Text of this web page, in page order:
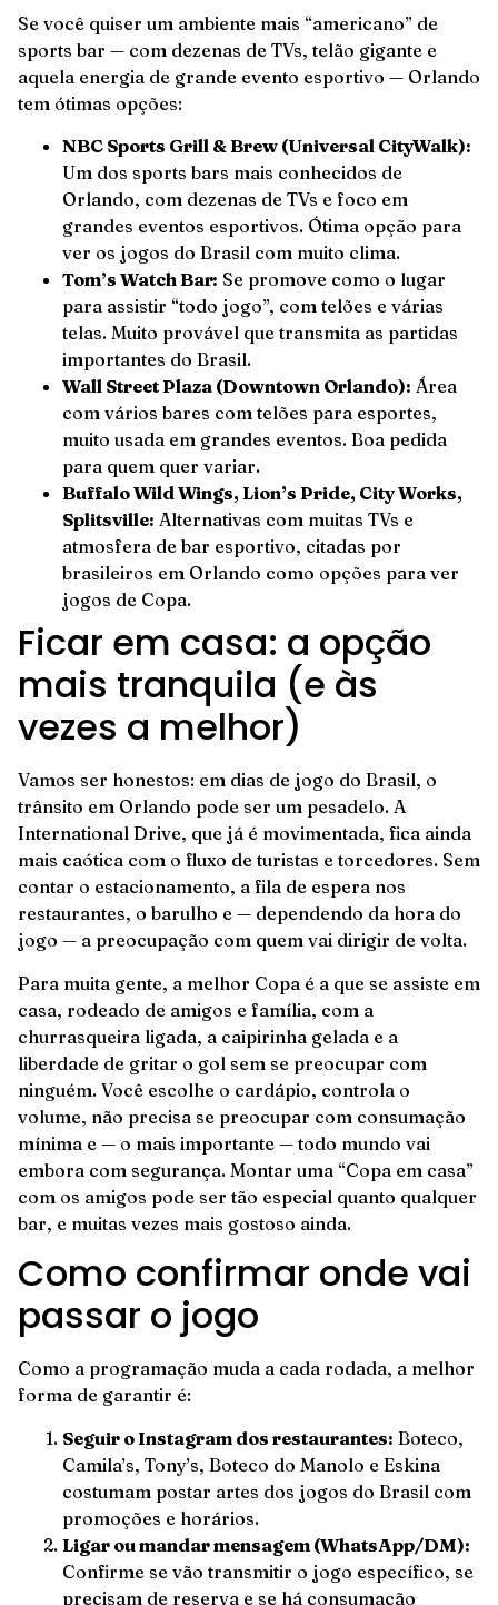
Se você quiser um ambiente mais “americano” de
sports bar — com dezenas de TVs, telão gigante e
aquela energia de grande evento esportivo — Orlando
tem ótimas opções:
NBC Sports Grill & Brew (Universal CityWalk):
Um dos sports bars mais conhecidos de
Orlando, com dezenas de TVs e foco em
grandes eventos esportivos. Ótima opção para
ver os jogos do Brasil com muito clima.
Tom’s Watch Bar: Se promove como o lugar
para assistir “todo jogo”, com telões e várias
telas. Muito provável que transmita as partidas
importantes do Brasil.
Wall Street Plaza (Downtown Orlando): Área
com vários bares com telões para esportes,
muito usada em grandes eventos. Boa pedida
para quem quer variar.
Buffalo Wild Wings, Lion’s Pride, City Works,
Splitsville: Alternativas com muitas TVs e
atmosfera de bar esportivo, citadas por
brasileiros em Orlando como opções para ver
jogos de Copa.
Ficar em casa: a opção
mais tranquila (e às
vezes a melhor)
Vamos ser honestos: em dias de jogo do Brasil, o
trânsito em Orlando pode ser um pesadelo. A
International Drive, que já é movimentada, fica ainda
mais caótica com o fluxo de turistas e torcedores. Sem
contar o estacionamento, a fila de espera nos
restaurantes, o barulho e — dependendo da hora do
jogo — a preocupação com quem vai dirigir de volta.
Para muita gente, a melhor Copa é a que se assiste em
casa, rodeado de amigos e família, com a
churrasqueira ligada, a caipirinha gelada e a
liberdade de gritar o gol sem se preocupar com
ninguém. Você escolhe o cardápio, controla o
volume, não precisa se preocupar com consumação
mínima e — o mais importante — todo mundo vai
embora com segurança. Montar uma “Copa em casa”
com os amigos pode ser tão especial quanto qualquer
bar, e muitas vezes mais gostoso ainda.
Como confirmar onde vai
passar o jogo
Como a programação muda a cada rodada, a melhor
forma de garantir é:
Seguir o Instagram dos restaurantes: Boteco,
Camila’s, Tony’s, Boteco do Manolo e Eskina
costumam postar artes dos jogos do Brasil com
promoções e horários.
Ligar ou mandar mensagem (WhatsApp/DM):
Confirme se vão transmitir o jogo específico, se
precisam de reserva e se há consumação